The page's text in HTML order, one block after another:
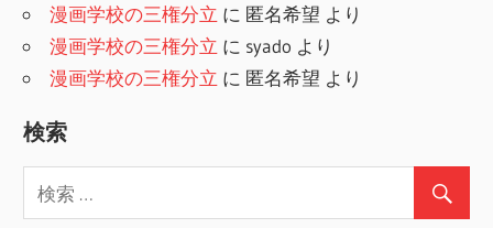
漫画学校の三権分立 に 匿名希望 より
漫画学校の三権分立 に syado より
漫画学校の三権分立 に 匿名希望 より
検索